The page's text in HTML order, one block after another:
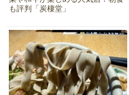
も評判「炭棲堂」